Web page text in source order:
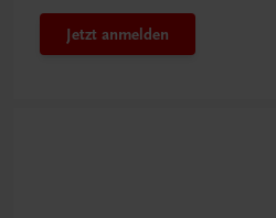
Jetzt anmelden